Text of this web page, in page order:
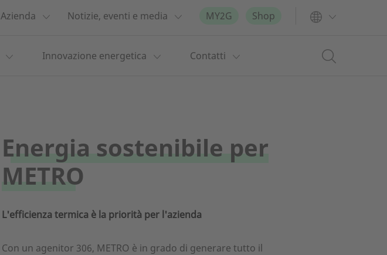
Azienda Notizie, eventi e media MY2G Shop
Innovazione energetica Contatti
Energia sostenibile per
METRO
L'efficienza termica è la priorità per l'azienda
Con un agenitor 306, METRO è in grado di generare tutto il